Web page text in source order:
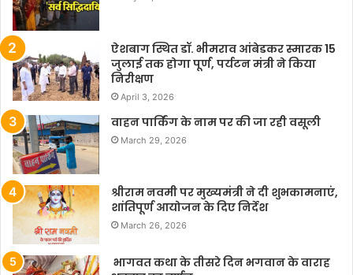
ऐशबाग स्थित डॉ. भीमराव आंबेडकर स्मारक 15
जुलाई तक होगा पूर्ण, पर्यटन मंत्री ने किया
निरीक्षण
April 3, 2026
वाहन पार्किंग के नाम पर की जा रही वसूली
March 29, 2026
श्रीराम नवमी पर मुख्यमंत्री ने दी शुभकामनाएं,
शांतिपूर्ण आयोजन के दिए निर्देश
March 26, 2026
भागवत कथा के तीसरे दिन भगवान के वाराह